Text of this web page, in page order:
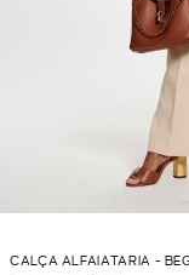
CALÇA ALFAIATARIA -